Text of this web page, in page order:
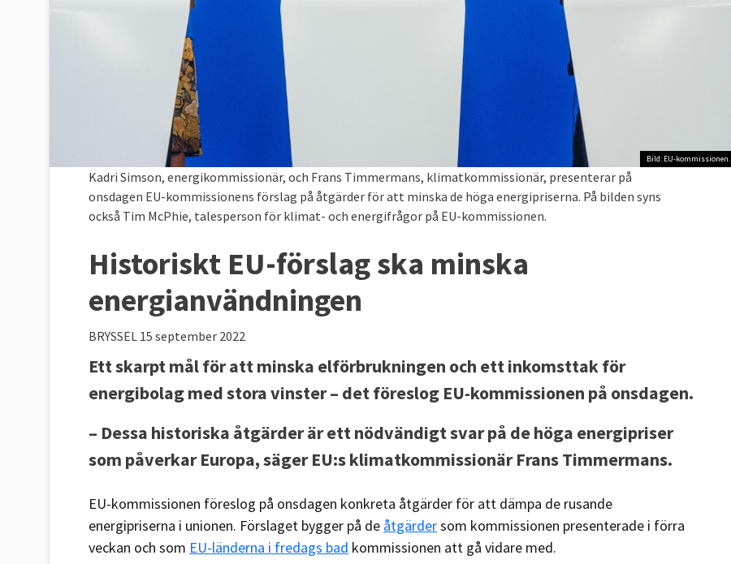
Bild: EU-kommissionen.
Kadri Simson, energikommissionär, och Frans Timmermans, klimatkommissionär, presenterar på
onsdagen EU-kommissionens förslag på åtgärder för att minska de höga energipriserna. På bilden syns
också Tim McPhie, talesperson för klimat- och energifrågor på EU-kommissionen.
Historiskt EU-förslag ska minska
energianvändningen
BRYSSEL 15 september 2022
Ett skarpt mål för att minska elförbrukningen och ett inkomsttak för
energibolag med stora vinster – det föreslog EU-kommissionen på onsdagen.
– Dessa historiska åtgärder är ett nödvändigt svar på de höga energipriser
som påverkar Europa, säger EU:s klimatkommissionär Frans Timmermans.
EU-kommissionen föreslog på onsdagen konkreta åtgärder för att dämpa de rusande
energipriserna i unionen. Förslaget bygger på de åtgärdersom kommissionen presenterade i förra
veckan och som EU-länderna i fredags bad kommissionen att gå vidare med.